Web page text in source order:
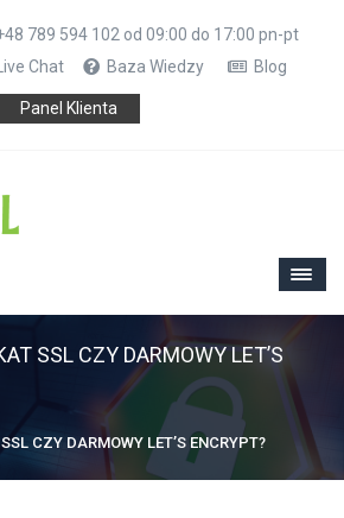
789 594 102 od 09:00 do 17:00 pn-pt
Live Chat Baza Wiedzy Blog
Panel Klienta
SSL CZY DARMOWY LET’S
CZY DARMOWY LET’S ENCRYPT?